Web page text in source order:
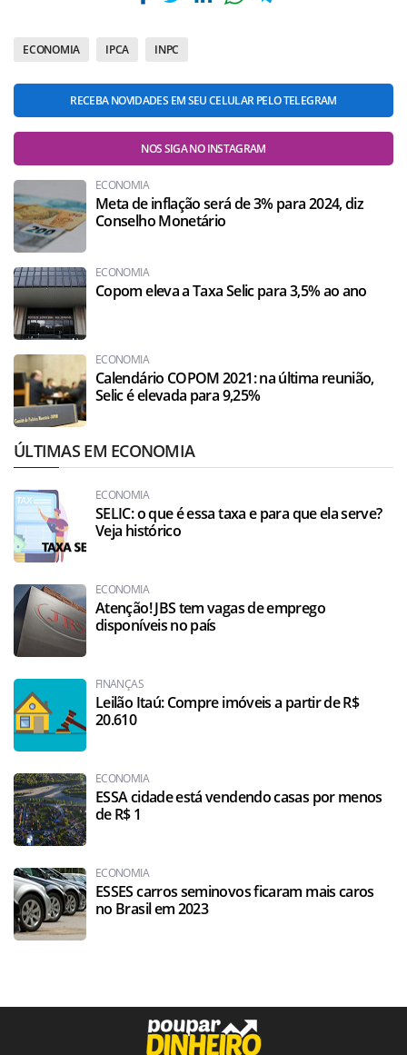
ECONOMIA IPCA INPC
RECEBA NOVIDADES EM SEU CELULAR PELO TELEGRAM
NOS SIGA NO INSTAGRAM
ECONOMIA
Meta de inflação será de 3% para 2024, diz
Conselho Monetário
ECONOMIA
Copom eleva a Taxa Selic para 3,5% ao ano
ECONOMIA
Calendário COPOM 2021: na última reunião,
Selic é elevada para 9,25%
ÚLTIMAS EM ECONOMIA
ECONOMIA
SELIC: o que é essa taxa e para que ela serve?
Veja histórico
ECONOMIA
Atenção! JBS tem vagas de emprego
disponíveis no país
FINANÇAS
Leilão Itaú: Compre imóveis a partir de R$
20.610
ECONOMIA
ESSA cidade está vendendo casas por menos
de R$ 1
ECONOMIA
ESSES carros seminovos ficaram mais caros
no Brasil em 2023